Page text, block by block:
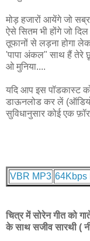
मोड़ हजारों आयेंगे जो
ऐसे सितम भी होंगे जो
तूफानों से लड़ना होगा
'पापा अंकल" साथ हैं तेरे
ओ मुनिया....
यदि आप इस पॉडकास्ट
डाऊनलोड कर लें
सुविधानुसार कोई एक
VBR MP3 64Kbps
चित्र में सोरेन गीत को
के साथ सजीव सारथी (